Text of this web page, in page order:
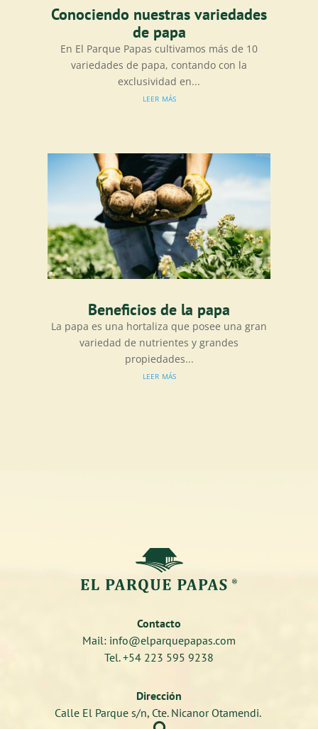
Conociendo nuestras variedades
de papa
En El Parque Papas cultivamos más de 10
variedades de papa, contando con la
exclusividad en...
leer más
Beneficios de la papa
La papa es una hortaliza que posee una gran
variedad de nutrientes y grandes
propiedades...
leer más
Contacto
Mail: info@elparquepapas.com
Tel. +54 223 595 9238
Dirección
Calle El Parque s/n, Cte. Nicanor Otamendi.